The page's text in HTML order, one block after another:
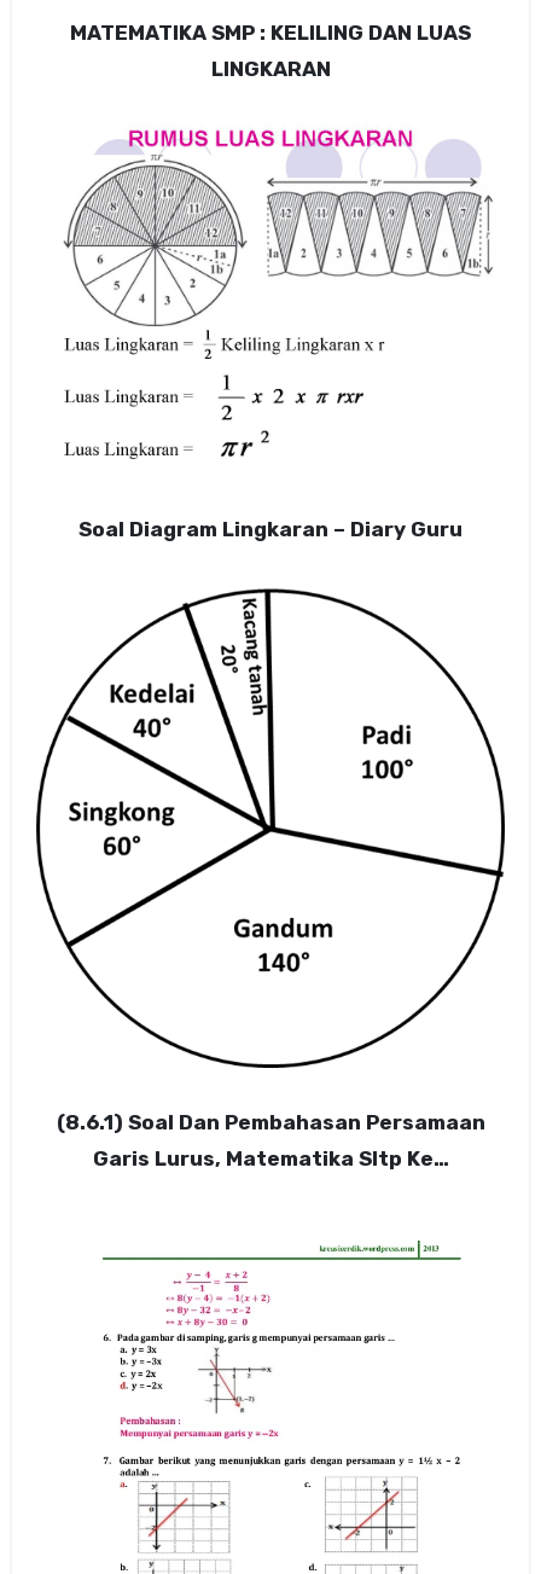
MATEMATIKA SMP : KELILING DAN LUAS
LINGKARAN
Soal Diagram Lingkaran – Diary Guru
(8.6.1) Soal Dan Pembahasan Persamaan
Garis Lurus, Matematika Sltp Ke…